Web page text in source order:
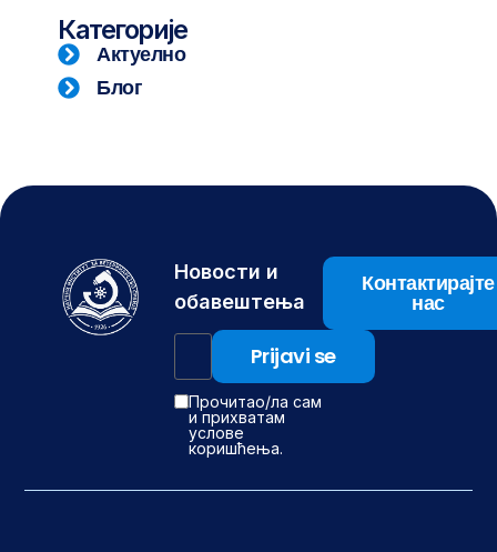
Категорије
Актуелно
Блог
Новости и
обавештења
Прочитао/ла сам
и прихватам
услове
коришћења.
Контактирајте
нас